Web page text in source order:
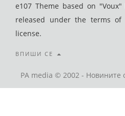
e107 Theme based on
released under the terms of
license.
ВПИШИ СЕ
PA media © 2002 - Новините